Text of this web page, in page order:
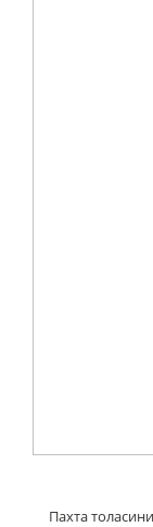
Пахта